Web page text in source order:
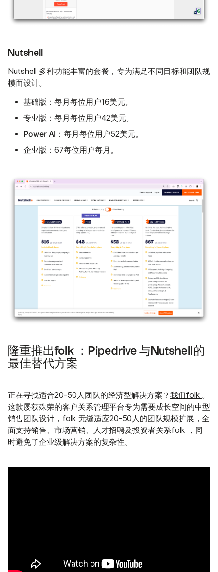
Nutshell
Nutshell 多种功能丰富的套餐，专为满足不同目标和团队规
模而设计。
基础版： 每月每位用户16美元。
专业版： 每月每位用户42美元。
Power AI： 每月每位用户52美元。
企业版： 67每位用户每月。
隆重推出folk ：Pipedrive 与Nutshell的
最佳替代方案
正在寻找适合20-50人团队的经济型解决方案？ 我们folk 。
这款屡获殊荣的客户关系管理平台专为需要成长空间的中型
销售团队设计，folk 无缝适应20-50人的团队规模扩展，全
面支持销售、市场营销、人才招聘及投资者关系folk ，同
时避免了企业级解决方案的复杂性。